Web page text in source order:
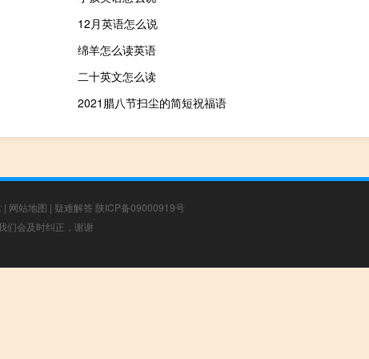
12月英语怎么说
绵羊怎么读英语
二十英文怎么读
2021腊八节扫尘的简短祝福语
| 网站地图 | 疑难解答 陕ICP备09000919号
们会及时纠正，谢谢